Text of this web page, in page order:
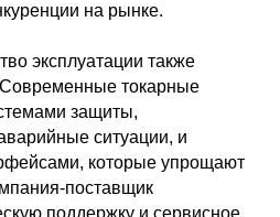
на рынке.
эксплуатации также
токарные
защиты,
ситуации, и
которые упрощают
поставщик
поддержку и сервисное